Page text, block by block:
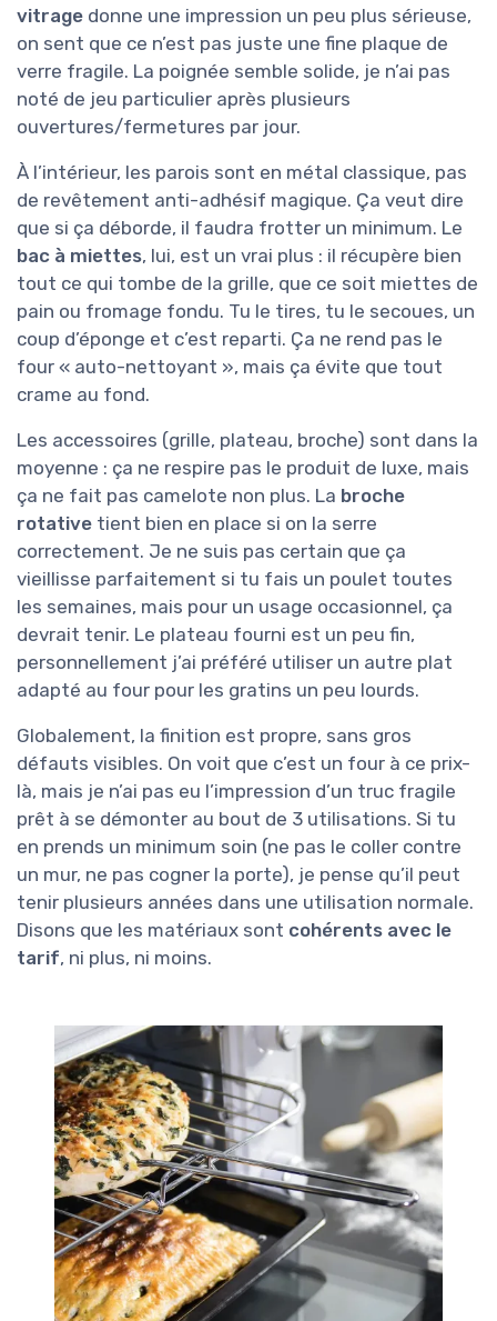
vitrage donne une impression un peu plus sérieuse,
on sent que ce n’est pas juste une fine plaque de
verre fragile. La poignée semble solide, je n’ai pas
noté de jeu particulier après plusieurs
ouvertures/fermetures par jour.
À l’intérieur, les parois sont en métal classique, pas
de revêtement anti-adhésif magique. Ça veut dire
que si ça déborde, il faudra frotter un minimum. Le
bac à miettes, lui, est un vrai plus : il récupère bien
tout ce qui tombe de la grille, que ce soit miettes de
pain ou fromage fondu. Tu le tires, tu le secoues, un
coup d’éponge et c’est reparti. Ça ne rend pas le
four « auto-nettoyant », mais ça évite que tout
crame au fond.
Les accessoires (grille, plateau, broche) sont dans la
moyenne : ça ne respire pas le produit de luxe, mais
ça ne fait pas camelote non plus. La broche
rotative tient bien en place si on la serre
correctement. Je ne suis pas certain que ça
vieillisse parfaitement si tu fais un poulet toutes
les semaines, mais pour un usage occasionnel, ça
devrait tenir. Le plateau fourni est un peu fin,
personnellement j’ai préféré utiliser un autre plat
adapté au four pour les gratins un peu lourds.
Globalement, la finition est propre, sans gros
défauts visibles. On voit que c’est un four à ce prix-
là, mais je n’ai pas eu l’impression d’un truc fragile
prêt à se démonter au bout de 3 utilisations. Si tu
en prends un minimum soin (ne pas le coller contre
un mur, ne pas cogner la porte), je pense qu’il peut
tenir plusieurs années dans une utilisation normale.
Disons que les matériaux sont cohérents avec le
tarif, ni plus, ni moins.